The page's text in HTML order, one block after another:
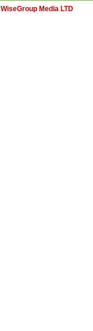
WiseGroup Media LTD